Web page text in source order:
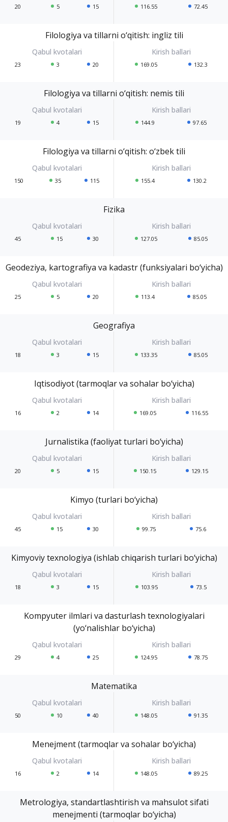
20 5 15 116.55 72.45
Filologiya va tillarni o‘qitish: ingliz tili
23 3 20 169.05 132.3
Filologiya va tillarni o‘qitish: nemis tili
19 4 15 144.9 97.65
Filologiya va tillarni o‘qitish: o‘zbek tili
150 35 115 155.4 130.2
Fizika
45 15 30 127.05 85.05
Geodeziya, kartografiya va kadastr (funksiyalari bo‘yicha)
25 5 20 113.4 85.05
Geografiya
18 3 15 133.35 85.05
Iqtisodiyot (tarmoqlar va sohalar bo‘yicha)
16 2 14 169.05 116.55
Jurnalistika (faoliyat turlari bo‘yicha)
20 5 15 150.15 129.15
Kimyo (turlari bo‘yicha)
45 15 30 99.75 75.6
Kimyoviy texnologiya (ishlab chiqarish turlari bo‘yicha)
18 3 15 103.95 73.5
Kompyuter ilmlari va dasturlash texnologiyalari
(yo‘nalishlar bo‘yicha)
29 4 25 124.95 78.75
Matematika
50 10 40 148.05 91.35
Menejment (tarmoqlar va sohalar bo‘yicha)
16 2 14 148.05 89.25
Metrologiya, standartlashtirish va mahsulot sifati
menejmenti (tarmoqlar bo‘yicha)